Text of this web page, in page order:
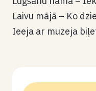
Laivu mājā – Ko
Ieeja ar muzeja